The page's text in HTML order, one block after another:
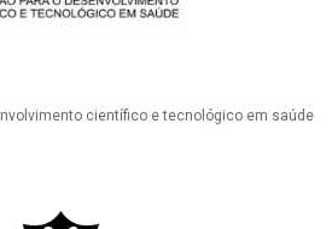
científico e tecnológico em saúde